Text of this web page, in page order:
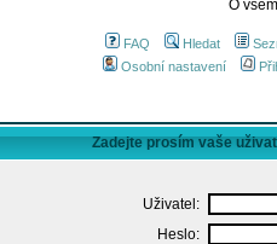
O
FAQ Hledat
Osobní nastavení
Zadejte prosím vaše
Uživatel:
Heslo: